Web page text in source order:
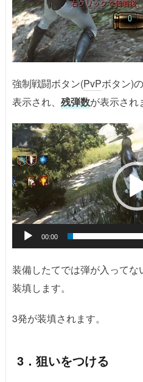
強制戦闘ボタン(PvPボタン)
表示され、 残弾数が表示され
動
画
プ
レ
ー
ヤ
ー
00:00
装備したてでは弾が入って
装填します。
3発が装填されます。
3．狙いをつける